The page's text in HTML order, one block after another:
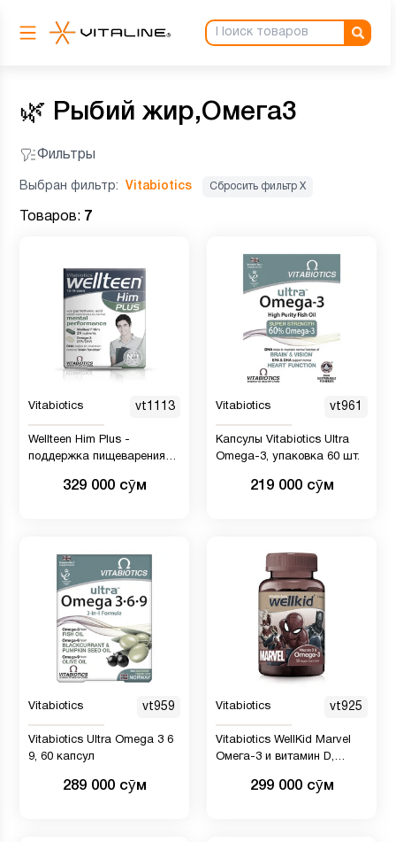
🌿 Рыбий жир,Омега3
Фильтры
Выбран фильтр: Vitabiotics Сбросить фильтр Х
Товаров: 7
Vitabiotics vt1113
Wellteen Him Plus -
поддержка пищеварения
329 000 сӯм
Vitabiotics vt961
Капсулы Vitabiotics Ultra
Omega-3, упаковка 60 шт.
219 000 сӯм
Vitabiotics vt959
Vitabiotics Ultra Omega 3 6
9, 60 капсул
289 000 сӯм
Vitabiotics vt925
Vitabiotics WellKid Marvel
Омега-3 и витамин D,
299 000 сӯм